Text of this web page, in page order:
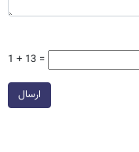
1 + 13 =
ارسال